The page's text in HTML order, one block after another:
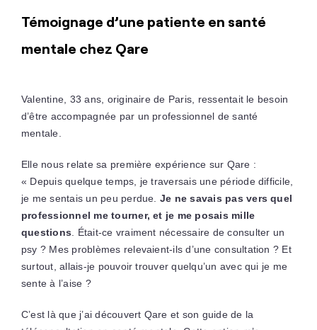
Témoignage d’une patiente en santé
mentale chez Qare
Valentine, 33 ans, originaire de Paris, ressentait le besoin
d’être accompagnée par un professionnel de santé
mentale.
Elle nous relate sa première expérience sur Qare :
« Depuis quelque temps, je traversais une période difficile,
je me sentais un peu perdue. Je ne savais pas vers quel
professionnel me tourner, et je me posais mille
questions . Était-ce vraiment nécessaire de consulter un
psy ? Mes problèmes relevaient-ils d’une consultation ? Et
surtout, allais-je pouvoir trouver quelqu’un avec qui je me
sente à l’aise ?
C’est là que j’ai découvert Qare et son guide de la